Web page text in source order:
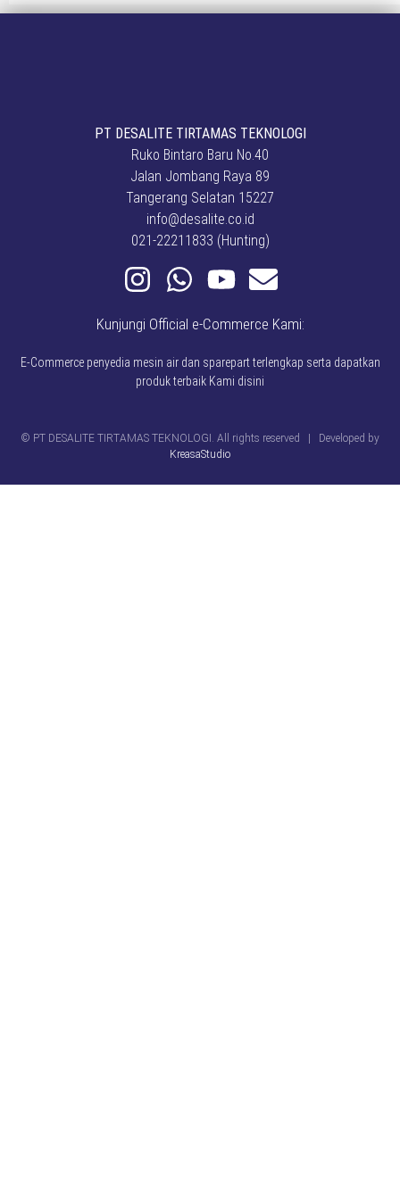
PT DESALITE TIRTAMAS TEKNOLOGI
Ruko Bintaro Baru No.40
Jalan Jombang Raya 89
Tangerang Selatan 15227
info@desalite.co.id
021-22211833 (Hunting)
Kunjungi Official e-Commerce Kami:
E-Commerce penyedia mesin air dan sparepart terlengkap serta dapatkan
produk terbaik Kami disini
© PT DESALITE TIRTAMAS TEKNOLOGI. All rights reserved | Developed by
KreasaStudio